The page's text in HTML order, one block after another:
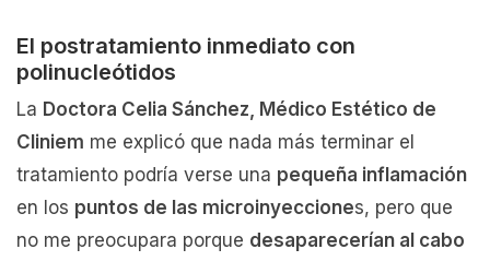
El postratamiento inmediato con
polinucleótidos
La Doctora Celia Sánchez, Médico Estético de
Cliniem me explicó que nada más terminar el
tratamiento podría verse una pequeña inflamación
en los puntos de las microinyecciones, pero que
no me preocupara porque desaparecerían al cabo